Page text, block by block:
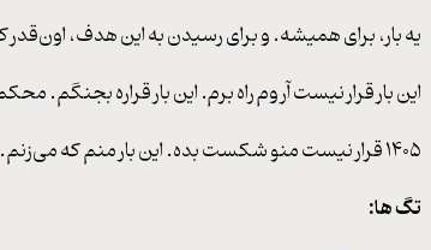
یه بار، برای همیشه. و برای رسیدن به این هدف،
این بار قرار نیست آروم راه برم. این بار قراره بجنگم.
۱۴۰۵ قرار نیست منو شکست بده. این بار منم که می‌زنم. منم که جلو می‌رم. منم که برمی‌گردم.
تگ ها: